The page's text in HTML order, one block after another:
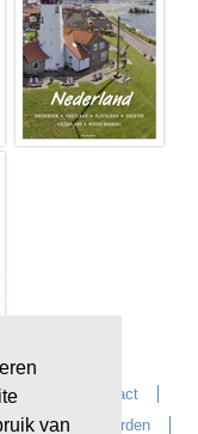
van
Contact
Reisvoorwaarden